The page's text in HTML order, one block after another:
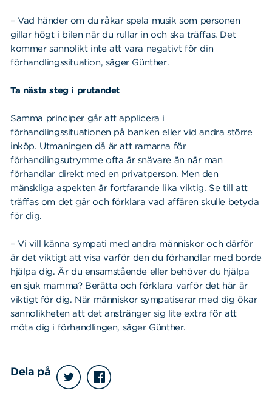
– Vad händer om du råkar spela musik som personen
gillar högt i bilen när du rullar in och ska träffas. Det
kommer sannolikt inte att vara negativt för din
förhandlingssituation, säger Günther.
Ta nästa steg i prutandet
Samma principer går att applicera i
förhandlingssituationen på banken eller vid andra större
inköp. Utmaningen då är att ramarna för
förhandlingsutrymme ofta är snävare än när man
förhandlar direkt med en privatperson. Men den
mänskliga aspekten är fortfarande lika viktig. Se till att
träffas om det går och förklara vad affären skulle betyda
för dig.
– Vi vill känna sympati med andra människor och därför
är det viktigt att visa varför den du förhandlar med borde
hjälpa dig. Är du ensamstående eller behöver du hjälpa
en sjuk mamma? Berätta och förklara varför det här är
viktigt för dig. När människor sympatiserar med dig ökar
sannolikheten att det anstränger sig lite extra för att
möta dig i förhandlingen, säger Günther.
Dela på